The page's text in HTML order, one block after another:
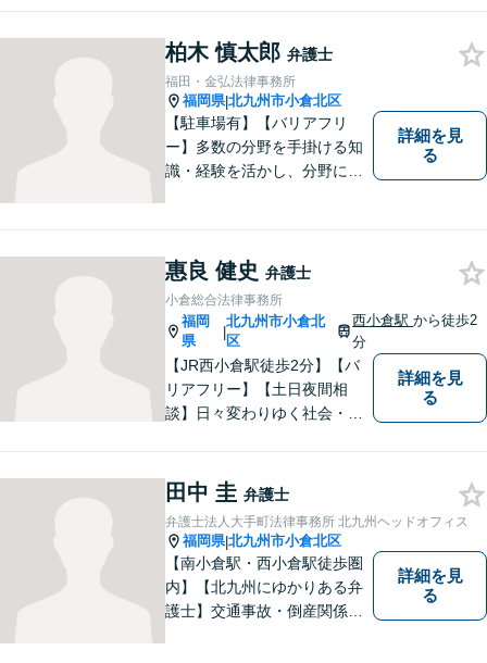
依頼者の皆様にとってより良
い解決が得られるよう、尽力
します。お気軽にご相談くだ
さい。
柏木 慎太郎 弁護士
福田・金弘法律事務所
福岡県|北九州市小倉北区
【駐車場有】【バリアフリ
ー】多数の分野を手掛ける知
識・経験を活かし、分野にと
を提供致します。メール相談
やビデオ面談にも柔軟に対応
しております。 まずは、ご相
談ください。
詳細を見
る
惠良 健史 弁護士
小倉総合法律事務所
福岡
県
|
北九州市小倉北
区
西小倉駅から徒歩2
分
【JR西小倉駅徒歩2分】【バ
リアフリー】【土日夜間相
談】日々変わりゆく社会・法
だける良質なサービスを提供
できるよう日々研鑽に努めて
まいります。お気軽にご相談
ください。
詳細を見
る
田中 圭 弁護士
弁護士法人大手町法律事務所 北九州ヘッドオフィス
福岡県|北九州市小倉北区
【南小倉駅・西小倉駅徒歩圏
内】【北九州にゆかりある弁
護士】交通事故・倒産関係・
詳細を見
る